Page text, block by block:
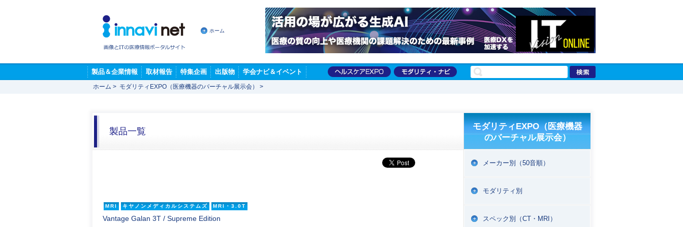
ホーム
製品＆企業情報 取材報告 特集企画 出版物 学会ナビ＆イベント
ホーム > モダリティEXPO（医療機器のバーチャル展示会） >
製品一覧
MRI キヤノンメディカルシステムズ MRI・3.0T
Vantage Galan 3T / Supreme Edition
モダリティEXPO（医療機器
のバーチャル展示会）
メーカー別（50音順）
モダリティ別
スペック別（CT・MRI）